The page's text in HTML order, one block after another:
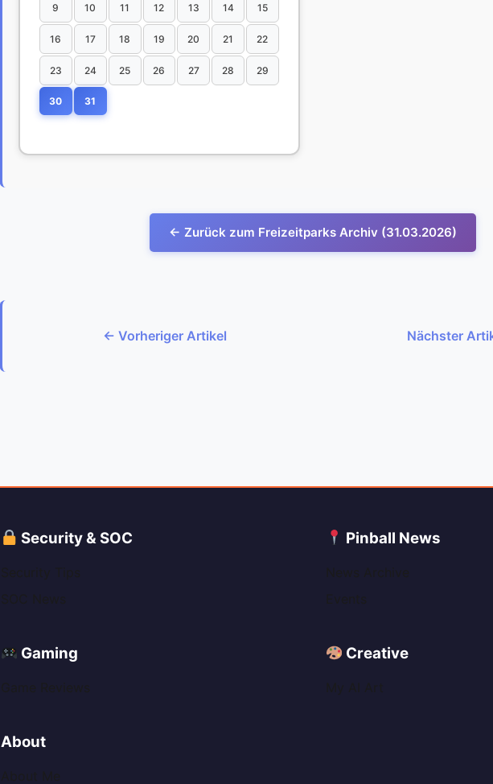
9 10 11 12 13 14 15
16 17 18 19 20 21 22
23 24 25 26 27 28 29
30 31
← Zurück zum Freizeitparks Archiv (31.03.2026)
← Vorheriger Artikel Nächster
Security & SOC Pinball News
Gaming Creative
About